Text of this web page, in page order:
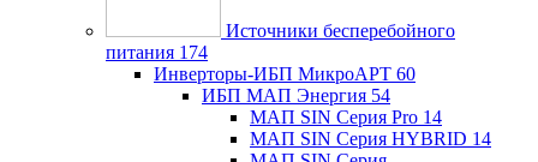
Источники бесперебойного
питания 174
Инверторы-ИБП МикроАРТ 60
ИБП МАП Энергия 54
МАП SIN Серия Pro 14
МАП SIN Серия HYBRID 14